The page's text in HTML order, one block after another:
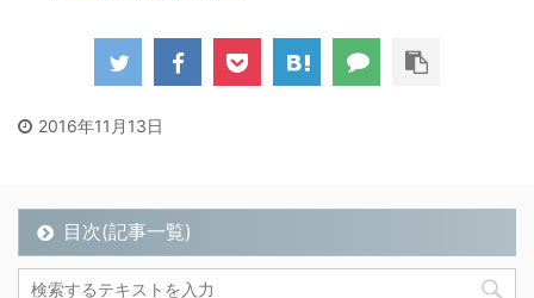
2016年11月13日
目次(記事一覧)